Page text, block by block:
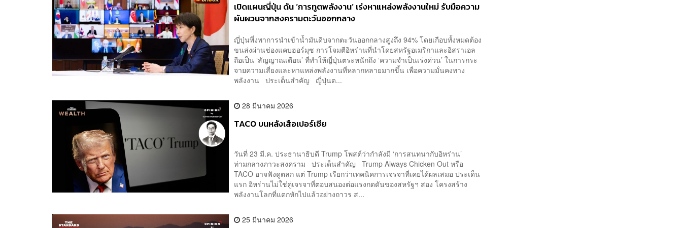
เปิดแผนญี่ปุ่น ดัน ‘การทูตพลังงาน’ เร่งหาแหล่งพลังงานใหม่ รับมือความ
ผันผวนจากสงครามตะวันออกกลาง
ญี่ปุ่นพึ่งพาการนำเข้าน้ำมันดิบจากตะวันออกกลางสูงถึง 94% โดยเกือบทั้งหมดต้อง
ขนส่งผ่านช่องแคบฮอร์มุซ การโจมตีอิหร่านที่นำโดยสหรัฐอเมริกาและอิสราเอล
ถือเป็น ‘สัญญาณเตือน’ ที่ทำให้ญี่ปุ่นตระหนักถึง ‘ความจำเป็นเร่งด่วน’ ในการกระ
จายความเสี่ยงและหาแหล่งพลังงานที่หลากหลายมากขึ้น เพื่อความมั่นคงทาง
พลังงาน ประเด็นสำคัญ ญี่ปุ่นด...
28 มีนาคม 2026
TACO บนหลังเสือเปอร์เซีย
วันที่ 23 มี.ค. ประธานาธิบดี Trump โพสต์ว่ากำลังมี ‘การสนทนากับอิหร่าน’
ท่ามกลางภาวะสงคราม ประเด็นสำคัญ Trump Always Chicken Out หรือ
TACO อาจฟังดูตลก แต่ Trump เรียกว่าเทคนิคการเจรจาที่เคยได้ผลเสมอ ประเด็น
แรก อิหร่านไม่ใช่คู่เจรจาที่ตอบสนองต่อแรงกดดันของสหรัฐฯ สอง โครงสร้าง
พลังงานโลกที่แตกหักไปแล้วอย่างถาวร ส...
25 มีนาคม 2026